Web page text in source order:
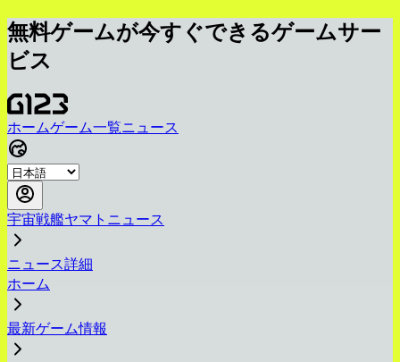
無料ゲームが今すぐできるゲームサー
ビス
ホームゲーム一覧ニュース
宇宙戦艦ヤマトニュース
ニュース詳細
ホーム
最新ゲーム情報